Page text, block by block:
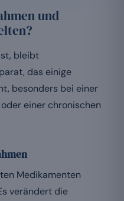
und
bleibt
das einige
besonders bei einer
einer chronischen
Medikamenten
verändert die